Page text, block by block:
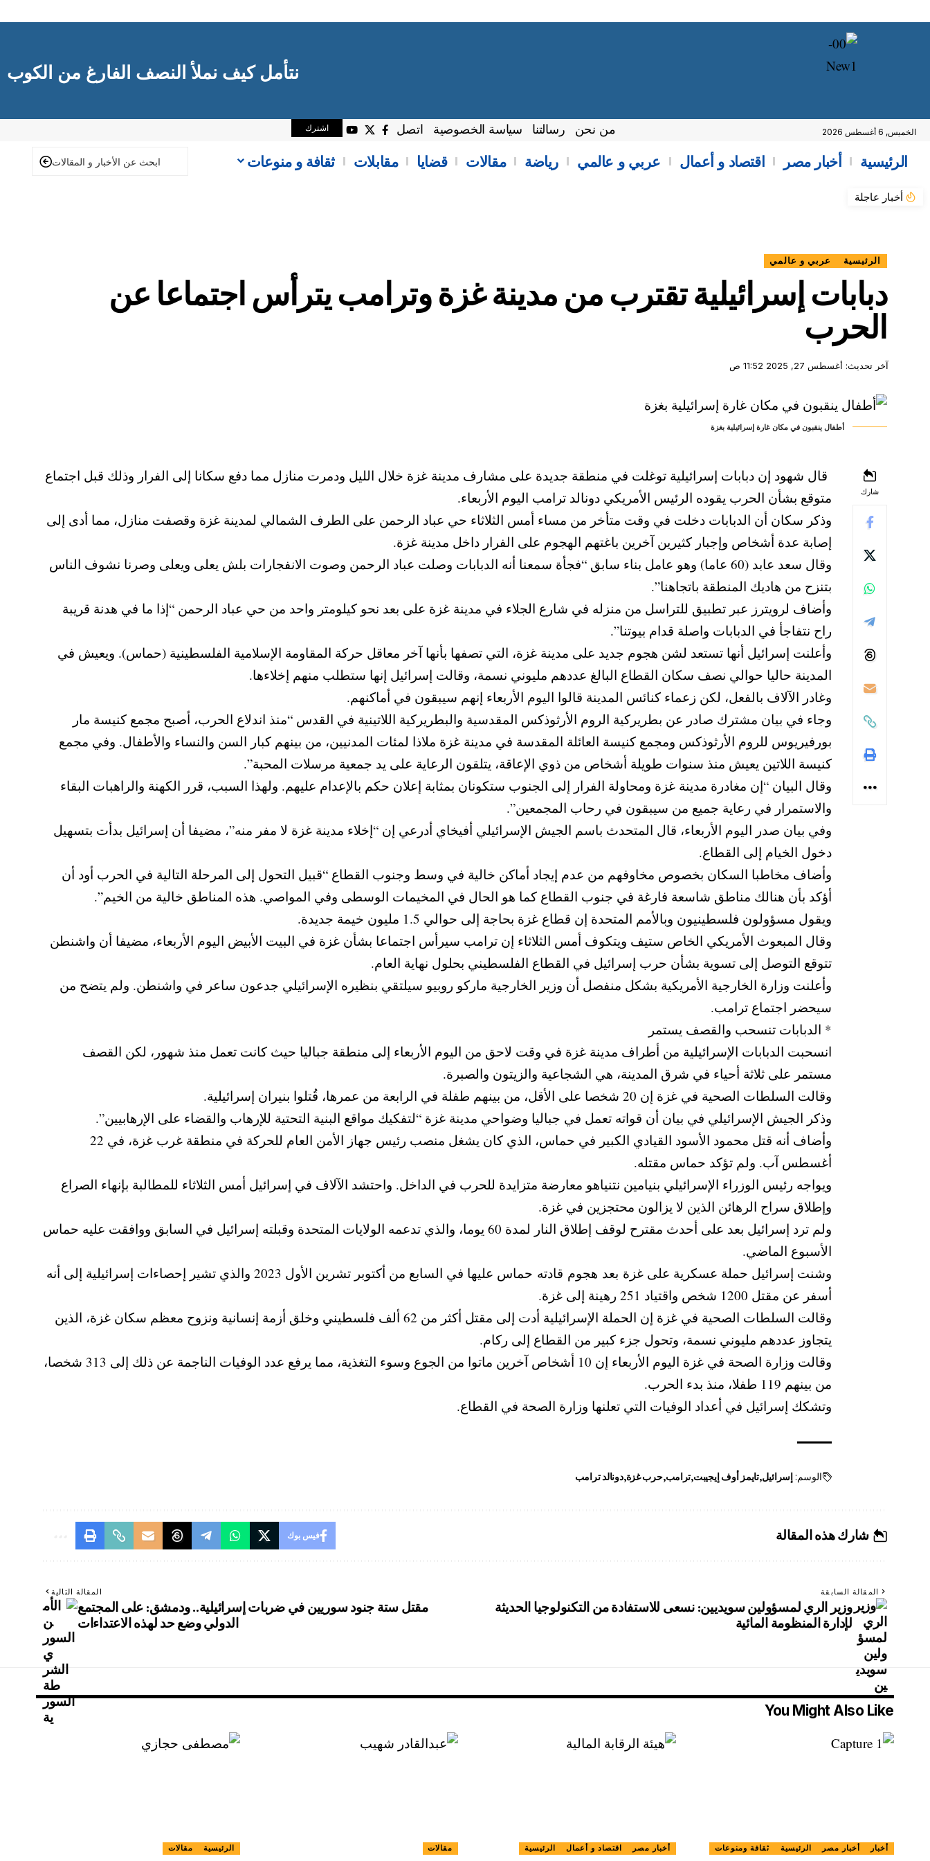
نتأمل كيف نملأ النصف الفارغ من الكوب
الخميس, 6 أغسطس 2026 من نحن رسالتنا سياسة الخصوصية اتصل اشترك
الرئيسية أخبار مصر اقتصاد و أعمال عربي و عالمي رياضة مقالات قضايا مقابلات ثقافة و منوعات
أخبار عاجلة
الرئيسية عربي و عالمي
دبابات إسرائيلية تقترب من مدينة غزة وترامب يترأس اجتماعا عن
الحرب
آخر تحديث: أغسطس 27, 2025 11:52 ص
أطفال ينقبون في مكان غارة إسرائيلية بغزة
شارك
قال شهود إن دبابات إسرائيلية توغلت في منطقة جديدة على مشارف مدينة غزة خلال الليل ودمرت منازل مما دفع سكانا إلى الفرار وذلك قبل اجتماع
متوقع بشأن الحرب يقوده الرئيس الأمريكي دونالد ترامب اليوم الأربعاء.
وذكر سكان أن الدبابات دخلت في وقت متأخر من مساء أمس الثلاثاء حي عباد الرحمن على الطرف الشمالي لمدينة غزة وقصفت منازل، مما أدى إلى
إصابة عدة أشخاص وإجبار كثيرين آخرين باغتهم الهجوم على الفرار داخل مدينة غزة.
وقال سعد عابد (60 عاما) وهو عامل بناء سابق “فجأة سمعنا أنه الدبابات وصلت عباد الرحمن وصوت الانفجارات بلش يعلى ويعلى وصرنا نشوف الناس
بتنزح من هاديك المنطقة باتجاهنا”.
وأضاف لرويترز عبر تطبيق للتراسل من منزله في شارع الجلاء في مدينة غزة على بعد نحو كيلومتر واحد من حي عباد الرحمن “إذا ما في هدنة قريبة
راح نتفاجأ في الدبابات واصلة قدام بيوتنا”.
وأعلنت إسرائيل أنها تستعد لشن هجوم جديد على مدينة غزة، التي تصفها بأنها آخر معاقل حركة المقاومة الإسلامية الفلسطينية (حماس). ويعيش في
المدينة حاليا حوالي نصف سكان القطاع البالغ عددهم مليوني نسمة، وقالت إسرائيل إنها ستطلب منهم إخلاءها.
وغادر الآلاف بالفعل، لكن زعماء كنائس المدينة قالوا اليوم الأربعاء إنهم سيبقون في أماكنهم.
وجاء في بيان مشترك صادر عن بطريركية الروم الأرثوذكس المقدسية والبطريركية اللاتينية في القدس “منذ اندلاع الحرب، أصبح مجمع كنيسة مار
بورفيريوس للروم الأرثوذكس ومجمع كنيسة العائلة المقدسة في مدينة غزة ملاذا لمئات المدنيين، من بينهم كبار السن والنساء والأطفال. وفي مجمع
كنيسة اللاتين يعيش منذ سنوات طويلة أشخاص من ذوي الإعاقة، يتلقون الرعاية على يد جمعية مرسلات المحبة”.
وقال البيان “إن مغادرة مدينة غزة ومحاولة الفرار إلى الجنوب ستكونان بمثابة إعلان حكم بالإعدام عليهم. ولهذا السبب، قرر الكهنة والراهبات البقاء
والاستمرار في رعاية جميع من سيبقون في رحاب المجمعين”.
وفي بيان صدر اليوم الأربعاء، قال المتحدث باسم الجيش الإسرائيلي أفيخاي أدرعي إن “إخلاء مدينة غزة لا مفر منه”، مضيفا أن إسرائيل بدأت بتسهيل
دخول الخيام إلى القطاع.
وأضاف مخاطبا السكان بخصوص مخاوفهم من عدم إيجاد أماكن خالية في وسط وجنوب القطاع “قبيل التحول إلى المرحلة التالية في الحرب أود أن
أؤكد بأن هنالك مناطق شاسعة فارغة في جنوب القطاع كما هو الحال في المخيمات الوسطى وفي المواصي. هذه المناطق خالية من الخيم”.
ويقول مسؤولون فلسطينيون وبالأمم المتحدة إن قطاع غزة بحاجة إلى حوالي 1.5 مليون خيمة جديدة.
وقال المبعوث الأمريكي الخاص ستيف ويتكوف أمس الثلاثاء إن ترامب سيرأس اجتماعا بشأن غزة في البيت الأبيض اليوم الأربعاء، مضيفا أن واشنطن
تتوقع التوصل إلى تسوية بشأن حرب إسرائيل في القطاع الفلسطيني بحلول نهاية العام.
وأعلنت وزارة الخارجية الأمريكية بشكل منفصل أن وزير الخارجية ماركو روبيو سيلتقي بنظيره الإسرائيلي جدعون ساعر في واشنطن. ولم يتضح من
سيحضر اجتماع ترامب.
* الدبابات تنسحب والقصف يستمر
انسحبت الدبابات الإسرائيلية من أطراف مدينة غزة في وقت لاحق من اليوم الأربعاء إلى منطقة جباليا حيث كانت تعمل منذ شهور، لكن القصف
مستمر على ثلاثة أحياء في شرق المدينة، هي الشجاعية والزيتون والصبرة.
وقالت السلطات الصحية في غزة إن 20 شخصا على الأقل، من بينهم طفلة في الرابعة من عمرها، قُتلوا بنيران إسرائيلية.
وذكر الجيش الإسرائيلي في بيان أن قواته تعمل في جباليا وضواحي مدينة غزة “لتفكيك مواقع البنية التحتية للإرهاب والقضاء على الإرهابيين”.
وأضاف أنه قتل محمود الأسود القيادي الكبير في حماس، الذي كان يشغل منصب رئيس جهاز الأمن العام للحركة في منطقة غرب غزة، في 22
أغسطس آب. ولم تؤكد حماس مقتله.
ويواجه رئيس الوزراء الإسرائيلي بنيامين نتنياهو معارضة متزايدة للحرب في الداخل. واحتشد الآلاف في إسرائيل أمس الثلاثاء للمطالبة بإنهاء الصراع
وإطلاق سراح الرهائن الذين لا يزالون محتجزين في غزة.
ولم ترد إسرائيل بعد على أحدث مقترح لوقف إطلاق النار لمدة 60 يوما، والذي تدعمه الولايات المتحدة وقبلته إسرائيل في السابق ووافقت عليه حماس
الأسبوع الماضي.
وشنت إسرائيل حملة عسكرية على غزة بعد هجوم قادته حماس عليها في السابع من أكتوبر تشرين الأول 2023 والذي تشير إحصاءات إسرائيلية إلى أنه
أسفر عن مقتل 1200 شخص واقتياد 251 رهينة إلى غزة.
وقالت السلطات الصحية في غزة إن الحملة الإسرائيلية أدت إلى مقتل أكثر من 62 ألف فلسطيني وخلق أزمة إنسانية ونزوح معظم سكان غزة، الذين
يتجاوز عددهم مليوني نسمة، وتحول جزء كبير من القطاع إلى ركام.
وقالت وزارة الصحة في غزة اليوم الأربعاء إن 10 أشخاص آخرين ماتوا من الجوع وسوء التغذية، مما يرفع عدد الوفيات الناجمة عن ذلك إلى 313 شخصا،
من بينهم 119 طفلا، منذ بدء الحرب.
وتشكك إسرائيل في أعداد الوفيات التي تعلنها وزارة الصحة في القطاع.
الوسم:إسرائيل تايمز أوف إيجيبت ترامب حرب غزة دونالد ترامب
شارك هذه المقالة فيس بوك
المقالة السابقة
وزير الري لمسؤولين سويديين: نسعى للاستفادة من التكنولوجيا الحديثة
لإدارة المنظومة المائية
المقالة التالية
مقتل ستة جنود سوريين في ضربات إسرائيلية.. ودمشق: على المجتمع
الدولي وضع حد لهذه الاعتداءات
You Might Also Like
أخبار أخبار مصر الرئيسية ثقافة ومنوعات أخبار مصر اقتصاد و أعمال الرئيسية مقالات الرئيسية مقالات